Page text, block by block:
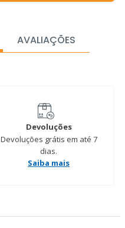
AVALIAÇÕES
Devoluções
Devoluções grátis em até 7
dias.
Saiba mais